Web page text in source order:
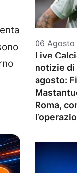
06 Agosto
Live
notizie di
agosto:
Roma,